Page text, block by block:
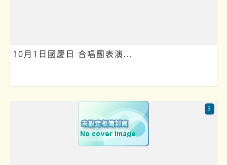
10月1日國慶日 合唱團表演...
3